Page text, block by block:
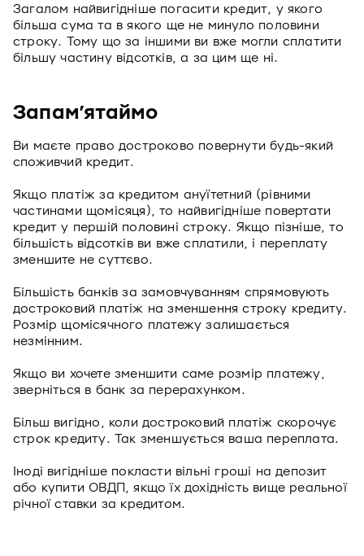
Загалом найвигідніше погасити кредит, у якого
більша сума та в якого ще не минуло половини
строку. Тому що за іншими ви вже могли сплатити
більшу частину відсотків, а за цим ще ні.
Запамʼятаймо
Ви маєте право достроково повернути будь-який
споживчий кредит.
Якщо платіж за кредитом ануїтетний (рівними
частинами щомісяця), то найвигідніше повертати
кредит у першій половині строку. Якщо пізніше, то
більшість відсотків ви вже сплатили, і переплату
зменшите не суттєво.
Більшість банків за замовчуванням спрямовують
достроковий платіж на зменшення строку кредиту.
Розмір щомісячного платежу залишається
незмінним.
Якщо ви хочете зменшити саме розмір платежу,
зверніться в банк за перерахунком.
Більш вигідно, коли достроковий платіж скорочує
строк кредиту. Так зменшується ваша переплата.
Іноді вигідніше покласти вільні гроші на депозит
або купити ОВДП, якщо їх дохідність вище реальної
річної ставки за кредитом.